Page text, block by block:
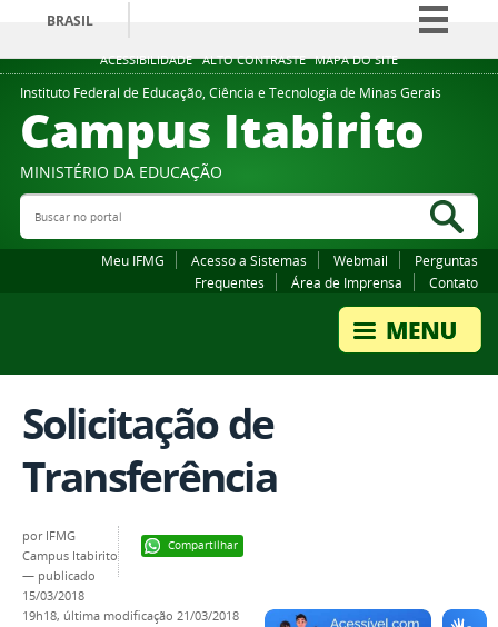
ACESSIBILIDADE ALTO CONTRASTE MAPA DO SITE
BRASIL
Simplifique!
Comunica BR
Participe
Legislação
Instituto Federal de Educação, Ciência e Tecnologia de Minas Gerais
Campus Itabirito
MINISTÉRIO DA EDUCAÇÃO
Buscar no portal
Meu IFMG Acesso a Sistemas Webmail
Perguntas
Frequentes
Área de Imprensa Contato
Solicitação de
Transferência
Compartilhar
por IFMG
Campus Itabirito
— publicado
15/03/2018
19h18, última modificação 21/03/2018